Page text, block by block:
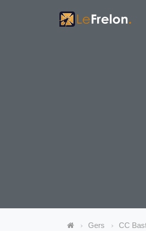
Gers CC